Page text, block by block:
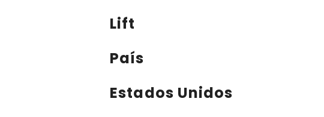
Lift
País
Estados Unidos